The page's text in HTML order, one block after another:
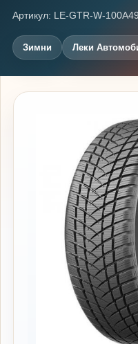
Артикул: LE-GTR-W-
Зимни Леки